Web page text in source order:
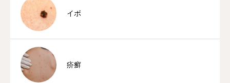
イボ
疥癬